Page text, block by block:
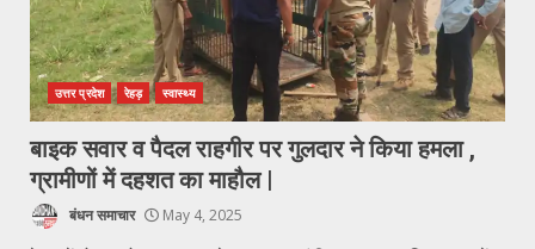
उत्तर प्रदेश रेहड़ स्वास्थ्य
बाइक सवार व पैदल राहगीर पर गुलदार ने किया हमला ,
ग्रामीणों में दहशत का माहौल |
बंधन समाचार May 4, 2025